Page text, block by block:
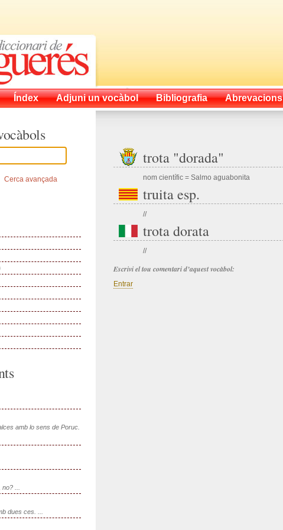
Índex Adjuni un vocàbol Bibliografia Abrevacions
trota "dorada"
nom científic = Salmo aguabonita
truita esp.
//
trota dorata
//
Escrivi el tou comentari d’aquest vocàbol:
Entrar
Cerca avançada
amb lo sens de Poruc.
...
dues ces. ...